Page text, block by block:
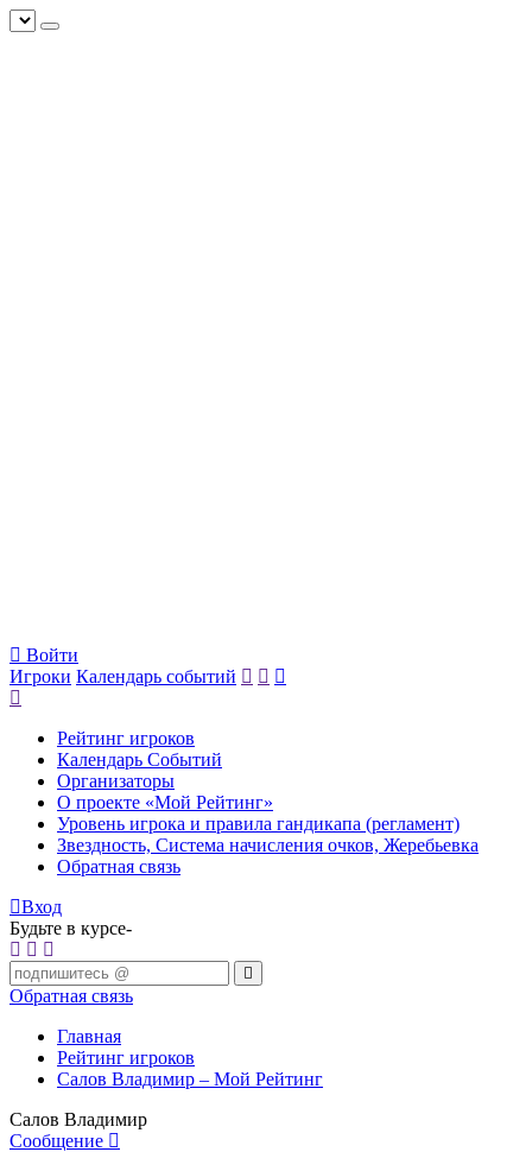
Войти
Игроки Календарь событий
Рейтинг игроков
Календарь Событий
Организаторы
О проекте «Мой Рейтинг»
Уровень игрока и правила гандикапа (регламент)
Звездность, Система начисления очков, Жеребьевка
Обратная связь
Вход
Будьте в курсе-
Обратная связь
Главная
Рейтинг игроков
Салов Владимир – Мой Рейтинг
Салов Владимир
Сообщение